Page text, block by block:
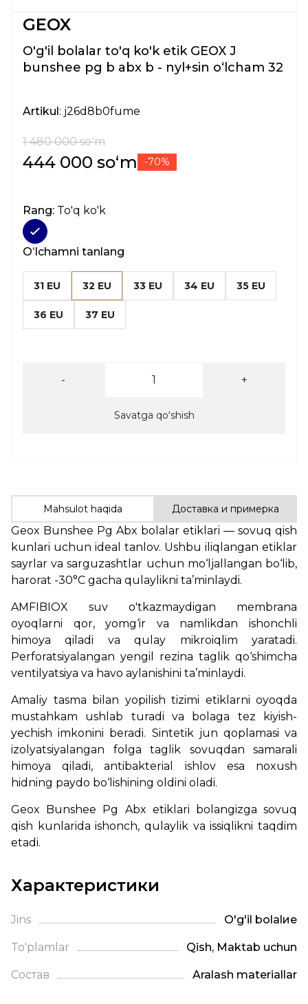
GEOX
O'g'il bolalar to'q ko'k etik GEOX J
bunshee pg b abx b - nyl+sin oʻlcham 32
Artikul: j26d8b0fume
1 480 000 soʻm
444 000 soʻm -70%
Rang: To'q ko'k
Oʻlchamni tanlang
31 EU 32 EU 33 EU 34 EU 35 EU
36 EU 37 EU
- +
Savatga qoʻshish
Mahsulot haqida Доставка и примерка
Geox Bunshee Pg Abx bolalar etiklari — sovuq qish
kunlari uchun ideal tanlov. Ushbu iliqlangan etiklar
sayrlar va sarguzashtlar uchun mo‘ljallangan bo‘lib,
harorat -30°C gacha qulaylikni ta’minlaydi.
AMFIBIOX suv o'tkazmaydigan membrana
oyoqlarni qor, yomg‘ir va namlikdan ishonchli
himoya qiladi va qulay mikroiqlim yaratadi.
Perforatsiyalangan yengil rezina taglik qo‘shimcha
ventilyatsiya va havo aylanishini ta’minlaydi.
Amaliy tasma bilan yopilish tizimi etiklarni oyoqda
mustahkam ushlab turadi va bolaga tez kiyish-
yechish imkonini beradi. Sintetik jun qoplamasi va
izolyatsiyalangan folga taglik sovuqdan samarali
himoya qiladi, antibakterial ishlov esa noxush
hidning paydo bo‘lishining oldini oladi.
Geox Bunshee Pg Abx etiklari bolangizga sovuq
qish kunlarida ishonch, qulaylik va issiqlikni taqdim
etadi.
Характеристики
Jins O'g'il bolalие
To'plamlar Qish, Maktab uchun
Состав Aralash materiallar